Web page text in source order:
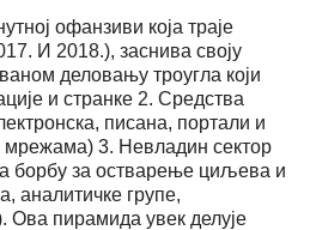
офанзиви која траје
И 2018.), заснива своју
деловању троугла који
и странке 2. Средства
писана, портали и
3. Невладин сектор
борбу за остварење циљева и
аналитичке групе,
Ова пирамида увек делује